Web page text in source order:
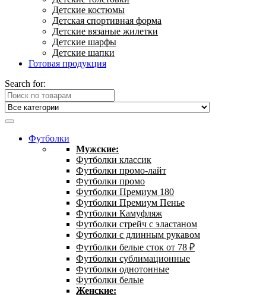
Детские костюмы
Детская спортивная форма
Детские вязаные жилетки
Детские шарфы
Детские шапки
Готовая продукция
Search for:
Футболки
Мужские:
Футболки классик
Футболки промо-лайт
Футболки промо
Футболки Премиум 180
Футболки Премиум Пенье
Футболки Камуфляж
Футболки стрейч с эластаном
Футболки с длинным рукавом
Футболки белые сток от 78 ₽
Футболки сублимационные
Футболки однотонные
Футболки белые
Женские: